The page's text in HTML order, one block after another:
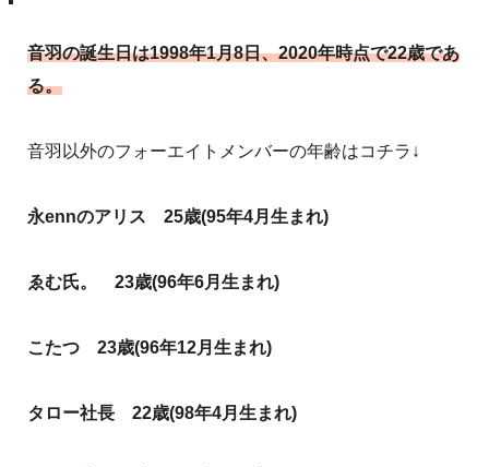
音羽の誕生日は1998年1月8日、2020年時点で22歳であ
る。
音羽以外のフォーエイトメンバーの年齢はコチラ↓
永ennのアリス 25歳(95年4月生まれ)
ゑむ氏。 23歳(96年6月生まれ)
こたつ 23歳(96年12月生まれ)
タロー社長 22歳(98年4月生まれ)